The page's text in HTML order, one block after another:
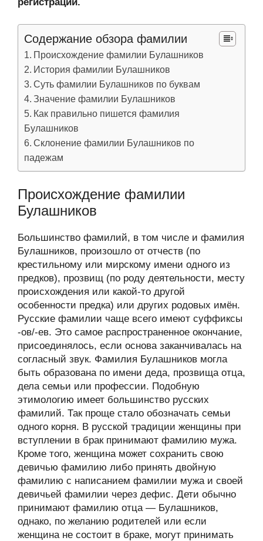
Содержание обзора фамилии
Происхождение фамилии Булашников
История фамилии Булашников
Суть фамилии Булашников по буквам
Значение фамилии Булашников
Как правильно пишется фамилия
Булашников
Склонение фамилии Булашников по
падежам
Происхождение фамилии
Булашников
Большинство фамилий, в том числе и фамилия
Булашников, произошло от отчеств (по
крестильному или мирскому имени одного из
предков), прозвищ (по роду деятельности, месту
происхождения или какой-то другой
особенности предка) или других родовых имён.
Русские фамилии чаще всего имеют суффиксы
-ов/-ев. Это самое распространенное окончание,
присоединялось, если основа заканчивалась на
согласный звук. Фамилия Булашников могла
быть образована по имени деда, прозвища отца,
дела семьи или профессии. Подобную
этимологию имеет большинство русских
фамилий. Так проще стало обозначать семьи
одного корня. В русской традиции женщины при
вступлении в брак принимают фамилию мужа.
Кроме того, женщина может сохранить свою
девичью фамилию либо принять двойную
фамилию с написанием фамилии мужа и своей
девичьей фамилии через дефис. Дети обычно
принимают фамилию отца — Булашников,
однако, по желанию родителей или если
женщина не состоит в браке, могут принимать